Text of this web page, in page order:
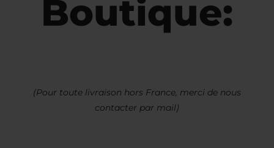
Boutique:
(Pour toute livraison hors France, merci de nous
contacter par mail)